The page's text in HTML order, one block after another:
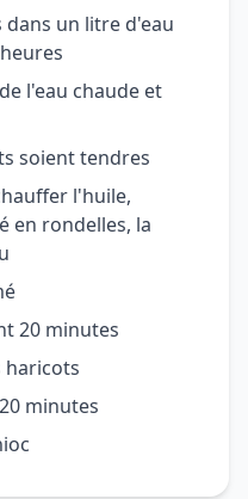
dans un litre d'eau
l'eau chaude et
soient tendres
l'huile,
en rondelles, la
20 minutes
haricots
minutes